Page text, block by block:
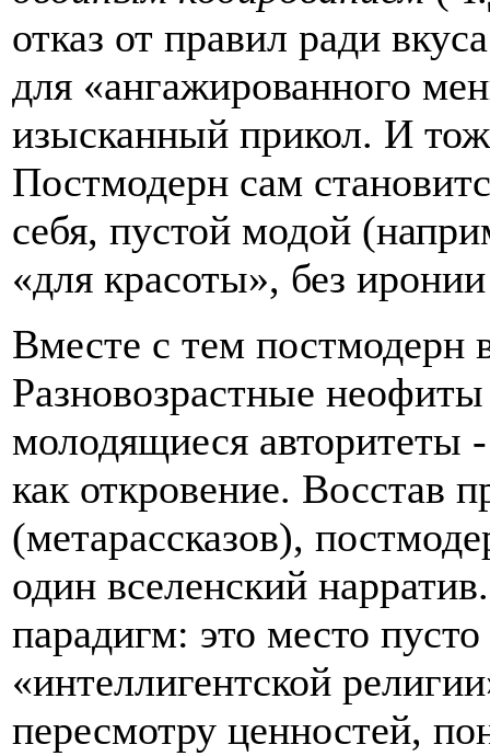
отказ от правил ради
для «ангажированного
изысканный прикол. И
Постмодерн сам
себя, пустой модой
«для красоты», без
Вместе с тем постмодерн
Разновозрастные
молодящиеся авторитеты
как откровение. Восстав
(метарассказов),
один вселенский
парадигм: это место
«интеллигентской
пересмотру ценностей,